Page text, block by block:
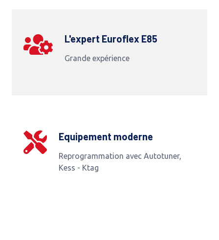
L'expert Euroflex E85
Grande expérience
Equipement moderne
Reprogrammation avec Autotuner,
Kess - Ktag